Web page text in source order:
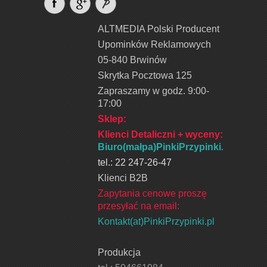
ALTMEDIA Polski Producent
Upominków Reklamowych
05-840 Brwinów
Skrytka Pocztowa 125
Zapraszamy w godz. 9:00-
17:00
Sklep:
Klienci Detaliczni + wyceny:
Biuro(małpa)PinkiPrzypinki.pl
tel.: 22 247-26-47
Klienci B2B
Zapytania cenowe proszę
przesyłać na email:
Kontakt(at)PinkiPrzypinki.pl
Produkcja